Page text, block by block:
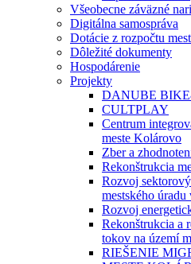
Všeobecne záväzné
Digitálna samospráva
Dotácie z rozpočtu
Dôležité dokumenty
Hospodárenie
Projekty
DANUBE
CULTPLAY
Centrum
meste Kolárovo
Zber a
Rekonštrukcia
Rozvoj
mestského
Rozvoj
Rekonštrukcia a
tokov na území
RIEŠENIE